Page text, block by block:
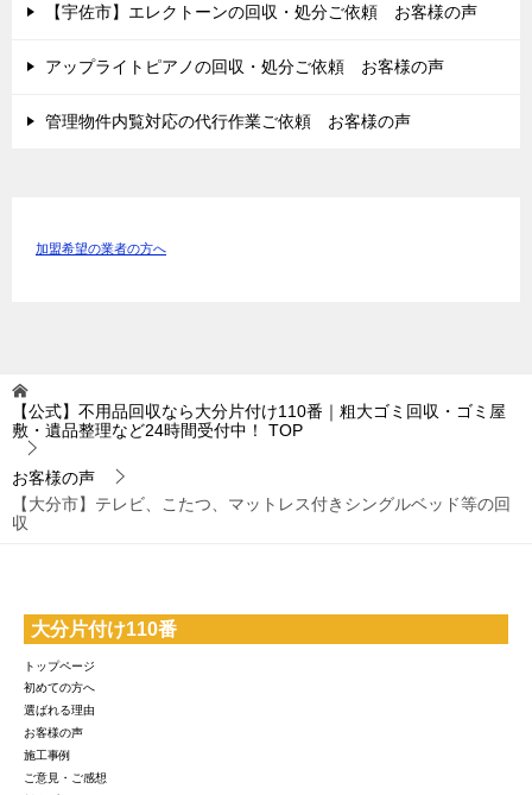
【宇佐市】エレクトーンの回収・処分ご依頼 お客様の声
アップライトピアノの回収・処分ご依頼 お客様の声
管理物件内覧対応の代行作業ご依頼 お客様の声
加盟希望の業者の方へ
【公式】不用品回収なら大分片付け110番｜粗大ゴミ回収・ゴミ屋
敷・遺品整理など24時間受付中！
TOP
お客様の声
【大分市】テレビ、こたつ、マットレス付きシングルベッド等の回
収
大分片付け110番
トップページ
初めての方へ
選ばれる理由
お客様の声
施工事例
ご意見・ご感想